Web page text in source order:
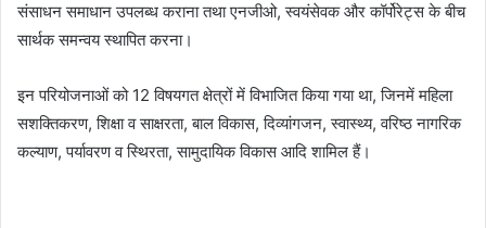
संसाधन समाधान उपलब्ध कराना तथा एनजीओ, स्वयंसेवक और कॉर्पोरेट्स के बीच
सार्थक समन्वय स्थापित करना।
इन परियोजनाओं को 12 विषयगत क्षेत्रों में विभाजित किया गया था, जिनमें महिला
सशक्तिकरण, शिक्षा व साक्षरता, बाल विकास, दिव्यांगजन, स्वास्थ्य, वरिष्ठ नागरिक
कल्याण, पर्यावरण व स्थिरता, सामुदायिक विकास आदि शामिल हैं।